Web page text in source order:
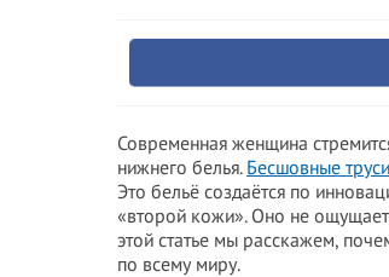
Современная женщина
нижнего белья. Бесшовные
Это бельё создаётся по
«второй кожи». Оно не
этой статье мы расскажем,
по всему миру.